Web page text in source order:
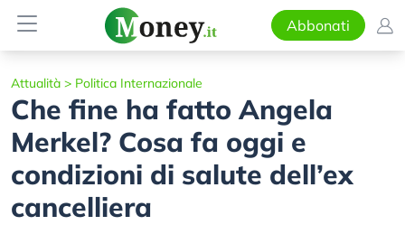
Abbonati
Attualità > Politica Internazionale
Che fine ha fatto Angela
Merkel? Cosa fa oggi e
condizioni di salute dell’ex
cancelliera